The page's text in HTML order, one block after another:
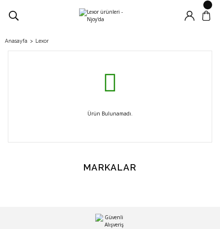
Anasayfa Lexor
Ürün Bulunamadı.
MARKALAR